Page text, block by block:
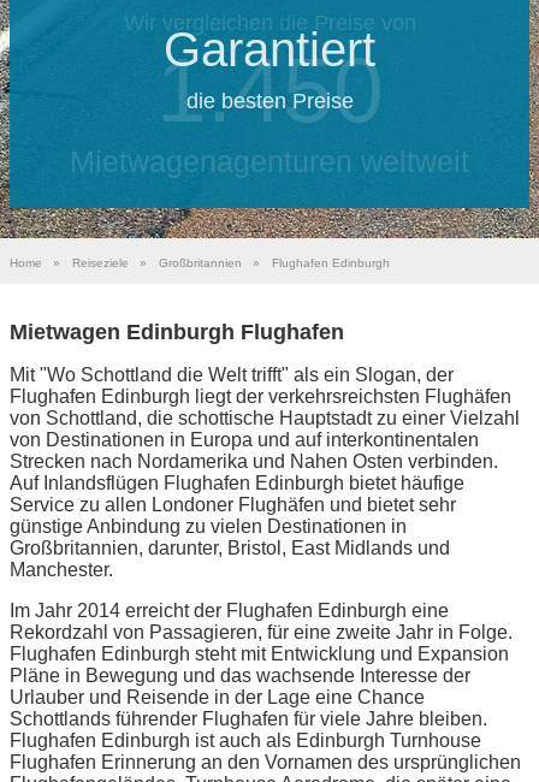
Garantiert
die besten Preise
Home » Reiseziele » Großbritannien » Flughafen Edinburgh
Mietwagen Edinburgh Flughafen
Mit "Wo Schottland die Welt trifft" als ein Slogan, der
Flughafen Edinburgh liegt der verkehrsreichsten Flughäfen
von Schottland, die schottische Hauptstadt zu einer Vielzahl
von Destinationen in Europa und auf interkontinentalen
Strecken nach Nordamerika und Nahen Osten verbinden.
Auf Inlandsflügen Flughafen Edinburgh bietet häufige
Service zu allen Londoner Flughäfen und bietet sehr
günstige Anbindung zu vielen Destinationen in
Großbritannien, darunter, Bristol, East Midlands und
Manchester.
Im Jahr 2014 erreicht der Flughafen Edinburgh eine
Rekordzahl von Passagieren, für eine zweite Jahr in Folge.
Flughafen Edinburgh steht mit Entwicklung und Expansion
Pläne in Bewegung und das wachsende Interesse der
Urlauber und Reisende in der Lage eine Chance
Schottlands führender Flughafen für viele Jahre bleiben.
Flughafen Edinburgh ist auch als Edinburgh Turnhouse
Flughafen Erinnerung an den Vornamen des ursprünglichen